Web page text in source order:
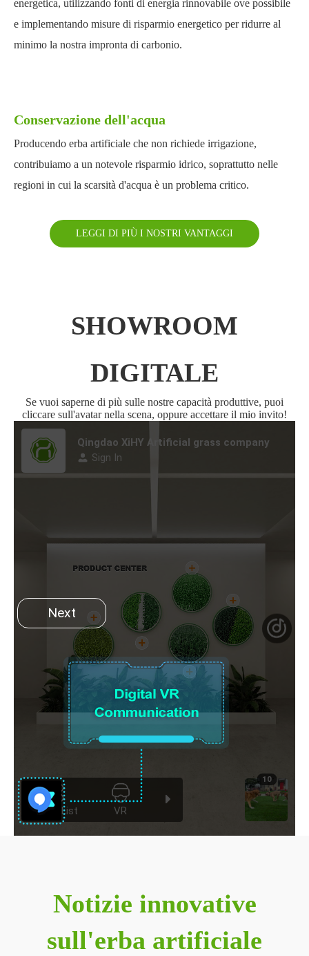
energetica, utilizzando fonti di energia rinnovabile ove possibile
e implementando misure di risparmio energetico per ridurre al
minimo la nostra impronta di carbonio.
Conservazione dell'acqua
Producendo erba artificiale che non richiede irrigazione,
contribuiamo a un notevole risparmio idrico, soprattutto nelle
regioni in cui la scarsità d'acqua è un problema critico.
LEGGI DI PIÙ I NOSTRI VANTAGGI
SHOWROOM
DIGITALE
Se vuoi saperne di più sulle nostre capacità produttive, puoi
cliccare sull'avatar nella scena, oppure accettare il mio invito!
Notizie innovative
sull'erba artificiale